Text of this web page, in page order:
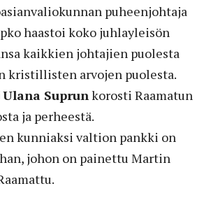
puheenjohtaja
haastoi koko juhlayleisön
kaikkien johtajien puolesta
kristillisten arvojen puolesta.
Ulana Suprunkorosti Raamatun
ja perheestä.
kunniaksi valtion pankki on
johon on painettu Martin